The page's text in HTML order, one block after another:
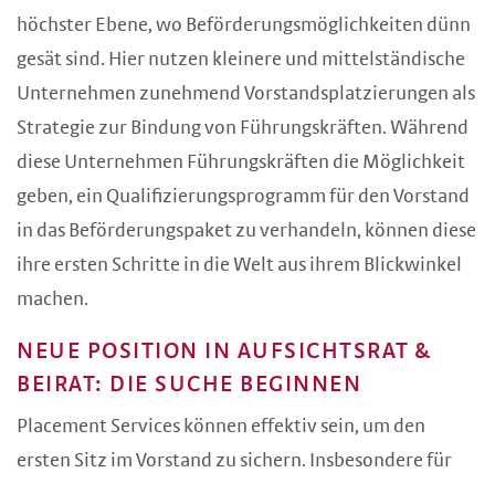
höchster Ebene, wo Beförderungsmöglichkeiten dünn
gesät sind. Hier nutzen kleinere und mittelständische
Unternehmen zunehmend Vorstandsplatzierungen als
Strategie zur Bindung von Führungskräften. Während
diese Unternehmen Führungskräften die Möglichkeit
geben, ein Qualifizierungsprogramm für den Vorstand
in das Beförderungspaket zu verhandeln, können diese
ihre ersten Schritte in die Welt aus ihrem Blickwinkel
machen.
NEUE POSITION IN AUFSICHTSRAT &
BEIRAT: DIE SUCHE BEGINNEN
Placement Services können effektiv sein, um den
ersten Sitz im Vorstand zu sichern. Insbesondere für